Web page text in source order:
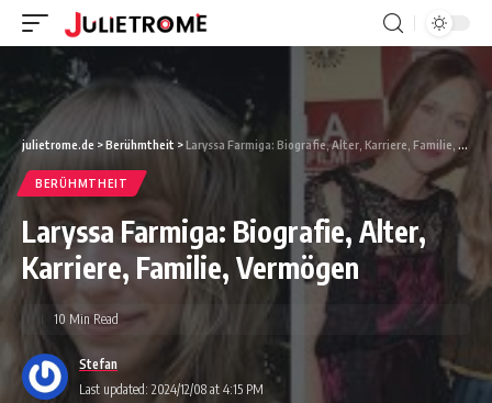
julietrome.de >Berühmtheit >Laryssa Farmiga: Biografie, Alter, Karriere, Familie, Vermögen
BERÜHMTHEIT
Laryssa Farmiga: Biografie, Alter,
Karriere, Familie, Vermögen
Last updated: 2024/12/08 at 4:15 PM
Stefan
10 Min Read